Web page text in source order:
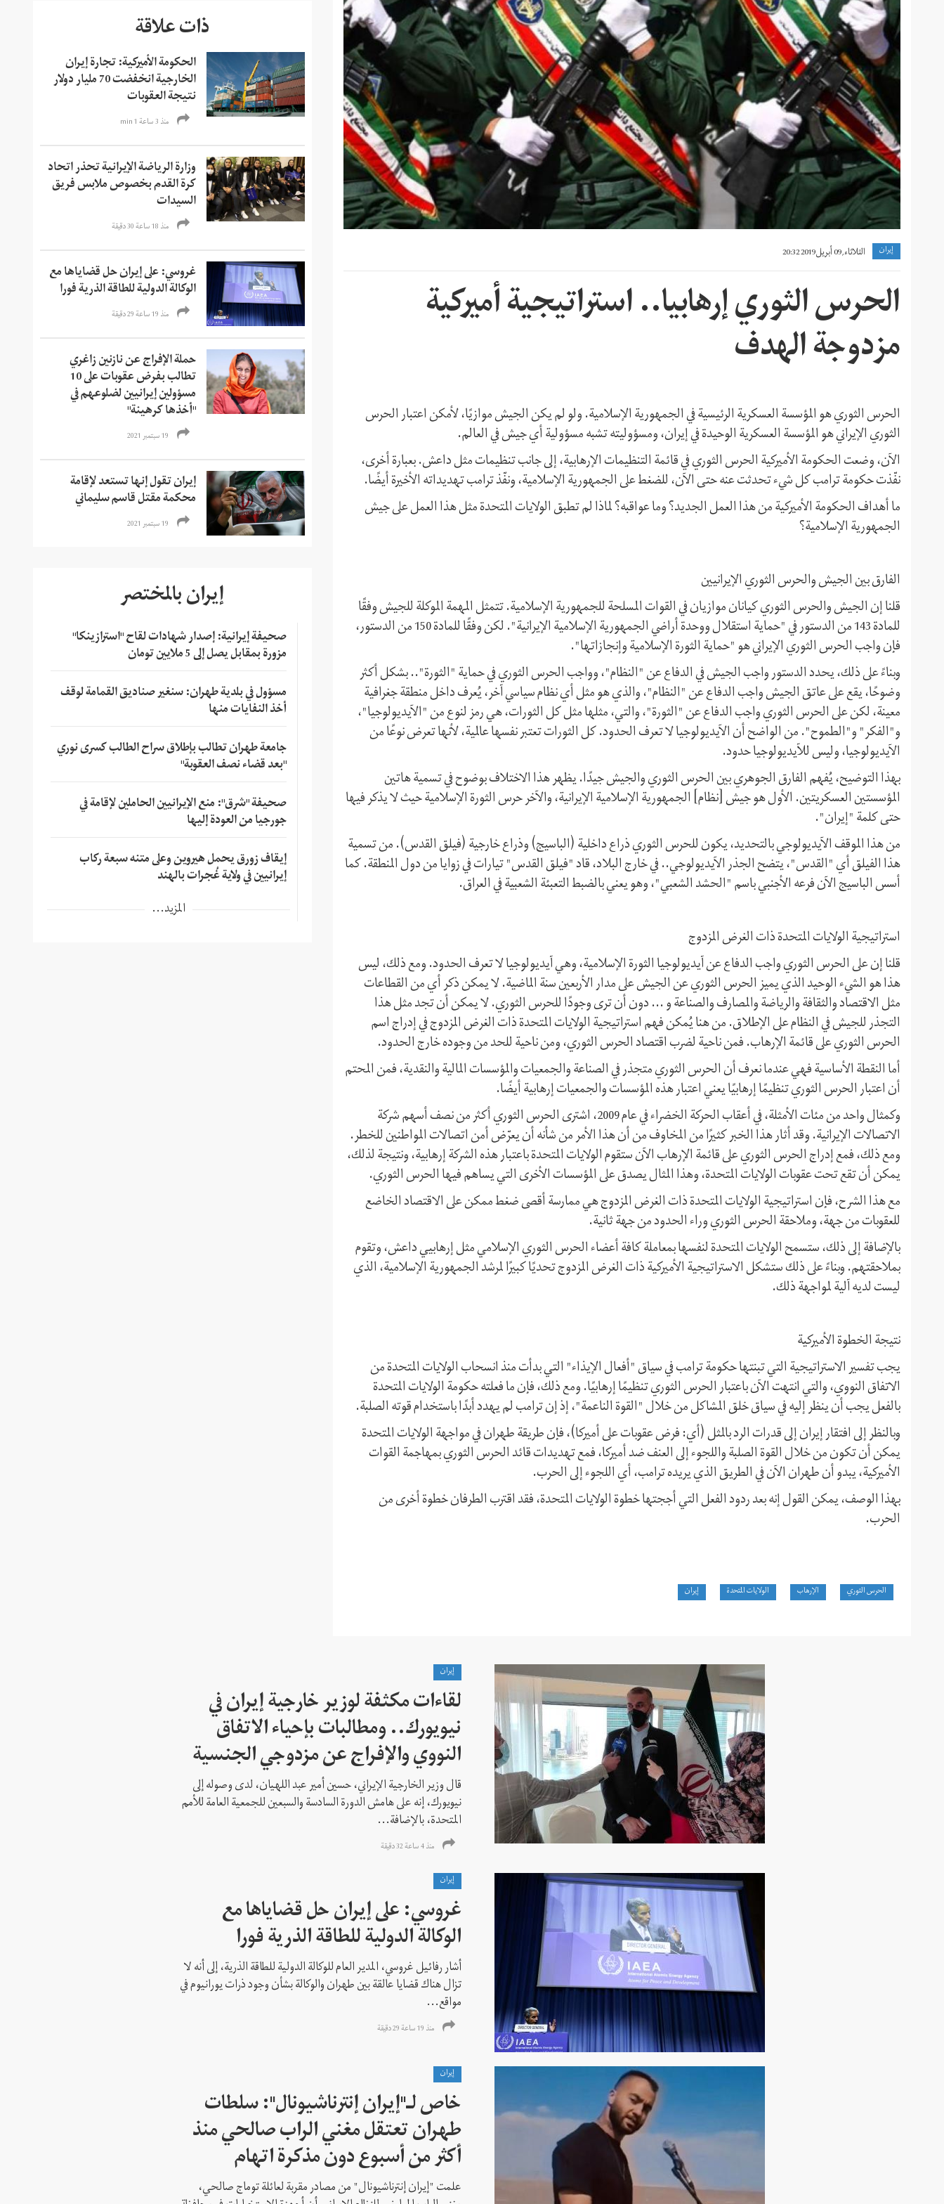
إيران الثلاثاء, 09 أبريل 2019 20:32
الحرس الثوري إرهابيا.. استراتيجية أميركية
مزدوجة الهدف
الحرس الثوري هو المؤسسة العسكرية الرئيسية في الجمهورية الإسلامية. ولو لم يكن الجيش موازيًا، لأمكن اعتبار الحرس
الثوري الإيراني هو المؤسسة العسكرية الوحيدة في إيران، ومسؤوليته تشبه مسؤولية أي جيش في العالم.
الآن، وضعت الحكومة الأميركية الحرس الثوري في قائمة التنظيمات الإرهابية، إلى جانب تنظيمات مثل داعش. بعبارة أخرى،
نفّذت حكومة ترامب كل شيء تحدثت عنه حتى الآن، للضغط على الجمهورية الإسلامية، ونفّذ ترامب تهديداته الأخيرة أيضًا.
ما أهداف الحكومة الأميركية من هذا العمل الجديد؟ وما عواقبه؟ لماذا لم تطبق الولايات المتحدة مثل هذا العمل على جيش
الجمهورية الإسلامية؟
الفارق بين الجيش والحرس الثوري الإيرانيين
قلنا إن الجيش والحرس الثوري كيانان موازيان في القوات المسلحة للجمهورية الإسلامية. تتمثل المهمة الموكلة للجيش وفقًا
للمادة 143 من الدستور في "حماية استقلال ووحدة أراضي الجمهورية الإسلامية الإيرانية". لكن وفقًا للمادة 150 من الدستور،
فإن واجب الحرس الثوري الإيراني هو "حماية الثورة الإسلامية وإنجازاتها".
وبناءً على ذلك، يحدد الدستور واجب الجيش في الدفاع عن "النظام"، وواجب الحرس الثوري في حماية "الثورة".. بشكل أكثر
وضوحًا، يقع على عاتق الجيش واجب الدفاع عن "النظام"، والذي هو مثل أي نظام سياسي آخر، يُعرف داخل منطقة جغرافية
معينة، لكن على الحرس الثوري واجب الدفاع عن "الثورة"، والتي، مثلها مثل كل الثورات، هي رمز لنوع من "الآيديولوجيا"،
و"الفكر" و"الطموح". من الواضح أن الآيديولوجيا لا تعرف الحدود. كل الثورات تعتبر نفسها عالمية، لأنها تعرض نوعًا من
الآيديولوجيا، وليس للآيديولوجيا حدود.
بهذا التوضيح، يُفهم الفارق الجوهري بين الحرس الثوري والجيش جيدًا. يظهر هذا الاختلاف بوضوح في تسمية هاتين
المؤسستين العسكريتين. الأول هو جيش [نظام] الجمهورية الإسلامية الإيرانية، والآخر حرس الثورة الإسلامية حيث لا يذكر فیها
حتى كلمة "إيران".
من هذا الموقف الآيديولوجي بالتحديد، يكون للحرس الثوري ذراع داخلية (الباسيج) وذراع خارجية (فيلق القدس). من تسمية
هذا الفيلق أي "القدس"، يتضح الجذر الآيديولوجي.. في خارج البلاد، قاد "فيلق القدس" تيارات في زوايا من دول المنطقة. كما
أسس الباسيج الآن فرعه الأجنبي باسم "الحشد الشعبي"، وهو يعني بالضبط التعبئة الشعبية في العراق.
استراتيجية الولايات المتحدة ذات الغرض المزدوج
قلنا إن على الحرس الثوري واجب الدفاع عن آيديولوجيا الثورة الإسلامية، وهي آيديولوجيا لا تعرف الحدود. ومع ذلك، ليس
هذا هو الشيء الوحيد الذي يميز الحرس الثوري عن الجيش على مدار الأربعين سنة الماضية. لا يمكن ذكر أي من القطاعات
مثل الاقتصاد والثقافة والرياضة والمصارف والصناعة و ... دون أن ترى وجودًا للحرس الثوري. لا يمكن أن تجد مثل هذا
التجذر للجيش في النظام على الإطلاق. من هنا يُمكن فهم استراتيجية الولايات المتحدة ذات الغرض المزدوج في إدراج اسم
الحرس الثوري على قائمة الإرهاب. فمن ناحية لضرب اقتصاد الحرس الثوري، ومن ناحية للحد من وجوده خارج الحدود.
أما النقطة الأساسية فهي عندما نعرف أن الحرس الثوري متجذر في الصناعة والجمعيات والمؤسسات المالية والنقدية، فمن المحتم
أن اعتبار الحرس الثوري تنظيمًا إرهابيًا يعني اعتبار هذه المؤسسات والجمعيات إرهابية أيضًا.
وكمثال واحد من مئات الأمثلة، في أعقاب الحركة الخضراء في عام 2009، اشترى الحرس الثوري أكثر من نصف أسهم شركة
الاتصالات الإيرانية. وقد أثار هذا الخبر كثيرًا من المخاوف من أن هذا الأمر من شأنه أن يعرّض أمن اتصالات المواطنين للخطر.
ومع ذلك، فمع إدراج الحرس الثوري على قائمة الإرهاب الآن ستقوم الولايات المتحدة باعتبار هذه الشركة إرهابية، ونتيجة لذلك،
يمكن أن تقع تحت عقوبات الولايات المتحدة، وهذا المثال يصدق على المؤسسات الأخرى التي یساهم فیها الحرس الثوري.
مع هذا الشرح، فإن استراتيجية الولايات المتحدة ذات الغرض المزدوج هي ممارسة أقصى ضغط ممكن على الاقتصاد الخاضع
للعقوبات من جهة، وملاحقة الحرس الثوري وراء الحدود من جهة ثانية.
بالإضافة إلى ذلك، ستسمح الولايات المتحدة لنفسها بمعاملة كافة أعضاء الحرس الثوري الإسلامي مثل إرهابيي داعش، وتقوم
بملاحقتهم. وبناءً على ذلك ستشكل الاستراتيجية الأميركية ذات الغرض المزدوج تحديًا كبيرًا لمرشد الجمهورية الإسلامية، الذي
ليست لديه آلية لمواجهة ذلك.
نتيجة الخطوة الأميركية
يجب تفسير الاستراتيجية التي تبنتها حكومة ترامب في سياق "أفعال الإيذاء" التي بدأت منذ انسحاب الولايات المتحدة من
الاتفاق النووي، والتي انتهت الآن باعتبار الحرس الثوري تنظيمًا إرهابيًا. ومع ذلك، فإن ما فعلته حكومة الولايات المتحدة
بالفعل يجب أن ينظر إليه في سياق خلق المشاكل من خلال "القوة الناعمة"، إذ إن ترامب لم يهدد أبدًا باستخدام قوته الصلبة.
وبالنظر إلى افتقار إيران إلى قدرات الرد بالمثل (أي: فرض عقوبات على أميركا)، فإن طريقة طهران في مواجهة الولايات المتحدة
يمكن أن تكون من خلال القوة الصلبة واللجوء إلى العنف ضد أميركا، فمع تهديدات قائد الحرس الثوري بمهاجمة القوات
الأميركية، يبدو أن طهران الآن في الطريق الذي يريده ترامب، أي اللجوء إلى الحرب.
بهذا الوصف، يمكن القول إنه بعد ردود الفعل التي أججتها خطوة الولايات المتحدة، فقد اقترب الطرفان خطوة أخرى من
الحرب.
الحرس الثوري الإرهاب الولايات المتحدة إيران
ذات علاقة
الحكومة الأميركية: تجارة إيران
الخارجية انخفضت 70 مليار دولار
نتيجة العقوبات
منذ 3 ساعة 1 min
وزارة الرياضة الإيرانية تحذر اتحاد
كرة القدم بخصوص ملابس فريق
السيدات
منذ 18 ساعة 30 دقیقة
غروسي: على إيران حل قضاياها مع
الوكالة الدولية للطاقة الذرية فورا
منذ 19 ساعة 29 دقیقة
حملة الإفراج عن نازنين زاغري
تطالب بفرض عقوبات على 10
مسؤولين إيرانيين لضلوعهم في
"أخذها كرهينة"
19 سبتمبر 2021
إيران تقول إنها تستعد لإقامة
محكمة مقتل قاسم سليماني
19 سبتمبر 2021
إيران بالمختصر
صحيفة إيرانية: إصدار شهادات لقاح "استرازينكا"
مزورة بمقابل يصل إلى 5 ملايين تومان
مسؤول في بلدية طهران: سنغير صناديق القمامة لوقف
أخذ النفايات منها
جامعة طهران تطالب بإطلاق سراح الطالب كسرى نوري
"بعد قضاء نصف العقوبة"
صحيفة "شرق": منع الإيرانيين الحاملين لإقامة في
جورجيا من العودة إليها
إيقاف زورق يحمل هيروين وعلى متنه سبعة ركاب
إيرانيين في ولاية غُجرات بالهند
المزيد...
إيران
لقاءات مكثفة لوزير خارجية إيران في
نيويورك.. ومطالبات بإحياء الاتفاق
النووي والإفراج عن مزدوجي الجنسية
قال وزير الخارجية الإيراني، حسين أمير عبد اللهيان، لدى وصوله إلى
نيويورك، إنه على هامش الدورة السادسة والسبعين للجمعية العامة للأمم
المتحدة، بالإضافة...
منذ 4 ساعة 32 دقیقة
إيران
غروسي: على إيران حل قضاياها مع
الوكالة الدولية للطاقة الذرية فورا
أشار رفائيل غروسي، المدير العام للوكالة الدولية للطاقة الذرية، إلى أنه لا
تزال هناك قضايا عالقة بين طهران والوكالة بشأن وجود ذرات يورانيوم في
مواقع...
منذ 19 ساعة 29 دقیقة
إيران
خاص لـ"إيران إنترناشيونال": سلطات
طهران تعتقل مغني الراب صالحي منذ
أكثر من أسبوع دون مذكرة اتهام
علمت "إيران إنترناشيونال" من مصادر مقربة لعائلة توماج صالحي،